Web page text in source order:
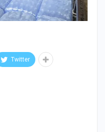
Twitter